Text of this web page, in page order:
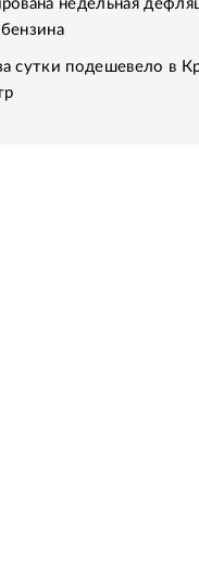
недельная
сутки подешевело в